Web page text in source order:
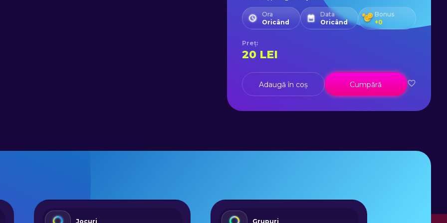
Ora
Oricând
Data
Oricând
Bonus
+0
Preț:
20 LEI
Adaugă în coș Cumpără
Jocuri Grupuri